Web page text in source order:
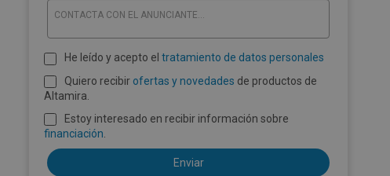
CONTACTA CON EL ANUNCIANTE...
He leído y acepto el tratamiento de datos personales
Quiero recibir ofertas y novedades de productos de
Altamira.
Estoy interesado en recibir información sobre
financiación.